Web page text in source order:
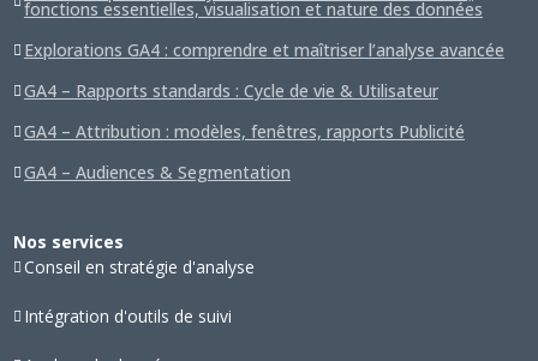
fonctions essentielles, visualisation et nature des données
Explorations GA4 : comprendre et maîtriser l’analyse avancée
GA4 – Rapports standards : Cycle de vie & Utilisateur
GA4 – Attribution : modèles, fenêtres, rapports Publicité
GA4 – Audiences & Segmentation
Nos services
Conseil en stratégie d'analyse
Intégration d'outils de suivi